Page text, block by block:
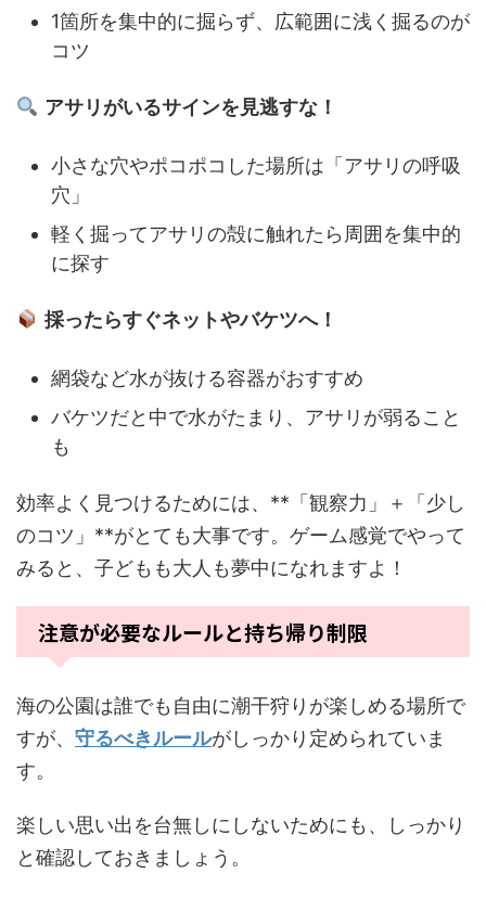
1箇所を集中的に掘らず、広範囲に浅く掘るのが
コツ
アサリがいるサインを見逃すな！
小さな穴やポコポコした場所は「アサリの呼吸
穴」
軽く掘ってアサリの殻に触れたら周囲を集中的
に探す
採ったらすぐネットやバケツへ！
網袋など水が抜ける容器がおすすめ
バケツだと中で水がたまり、アサリが弱ること
も
効率よく見つけるためには、**「観察力」＋「少し
のコツ」**がとても大事です。ゲーム感覚でやって
みると、子どもも大人も夢中になれますよ！
注意が必要なルールと持ち帰り制限
海の公園は誰でも自由に潮干狩りが楽しめる場所で
すが、 守るべきルールがしっかり定められていま
す。
楽しい思い出を台無しにしないためにも、しっかり
と確認しておきましょう。